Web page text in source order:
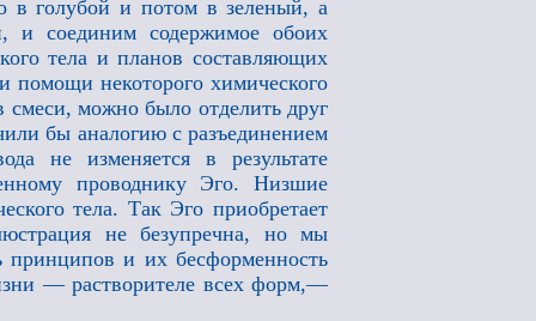
в голубой и потом в зеленый, а
соединим содержимое обоих
тела и планов составляющих
помощи некоторого химического
смеси, можно было отделить друг
бы аналогию с разъединением
не изменяется в результате
проводнику Эго. Низшие
тела. Так Эго приобретает
не безупречна, но мы
принципов и их бесформенность
— растворителе всех форм,—